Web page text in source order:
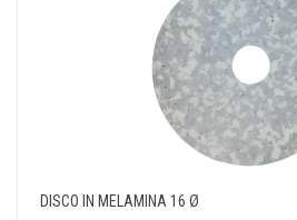
DISCO IN MELAMINA 16 Ø